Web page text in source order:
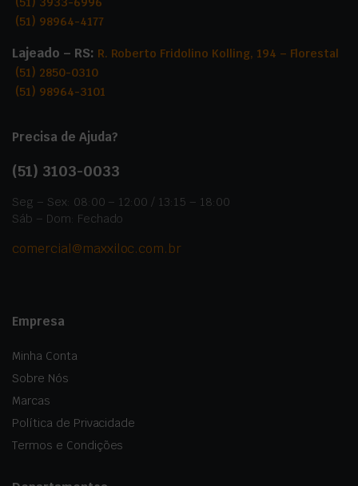
(51) 98964-4177
Lajeado – RS: R. Roberto Fridolino Kolling, 194 – Florestal
(51) 2850-0310
(51) 98964-3101
Precisa de Ajuda?
(51) 3103-0033
Seg – Sex: 08:00 – 12:00 / 13:15 – 18:00
Sáb – Dom: Fechado
comercial@maxxiloc.com.br
Empresa
Minha Conta
Sobre Nós
Marcas
Política de Privacidade
Termos e Condições